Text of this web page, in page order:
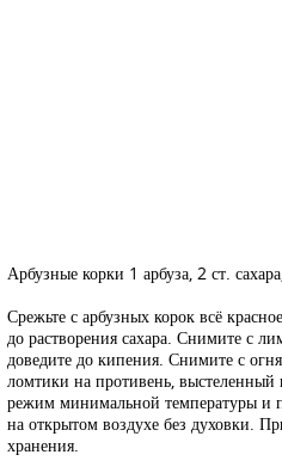
Арбузные корки 1 арбуза, 2 ст.
Срежьте с арбузных корок всё
до растворения сахара. Снимите с
доведите до кипения. Снимите с
ломтики на противень, выстеленный
режим минимальной температуры и
на открытом воздухе без духовки.
хранения.